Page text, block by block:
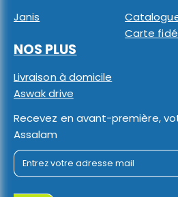
Janis
Carte
NOS PLUS
Livraison à domicile
Aswak drive
Recevez en avant-première,
Assalam